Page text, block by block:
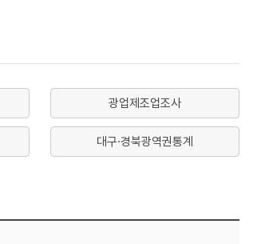
광업제조업조사
대구·경북광역권통계